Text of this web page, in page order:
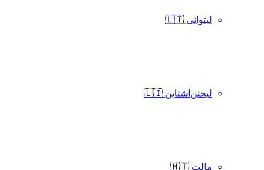
لیتوانی 🇱🇹
لیختن‌اشتاین 🇱🇮
مالت 🇲🇹